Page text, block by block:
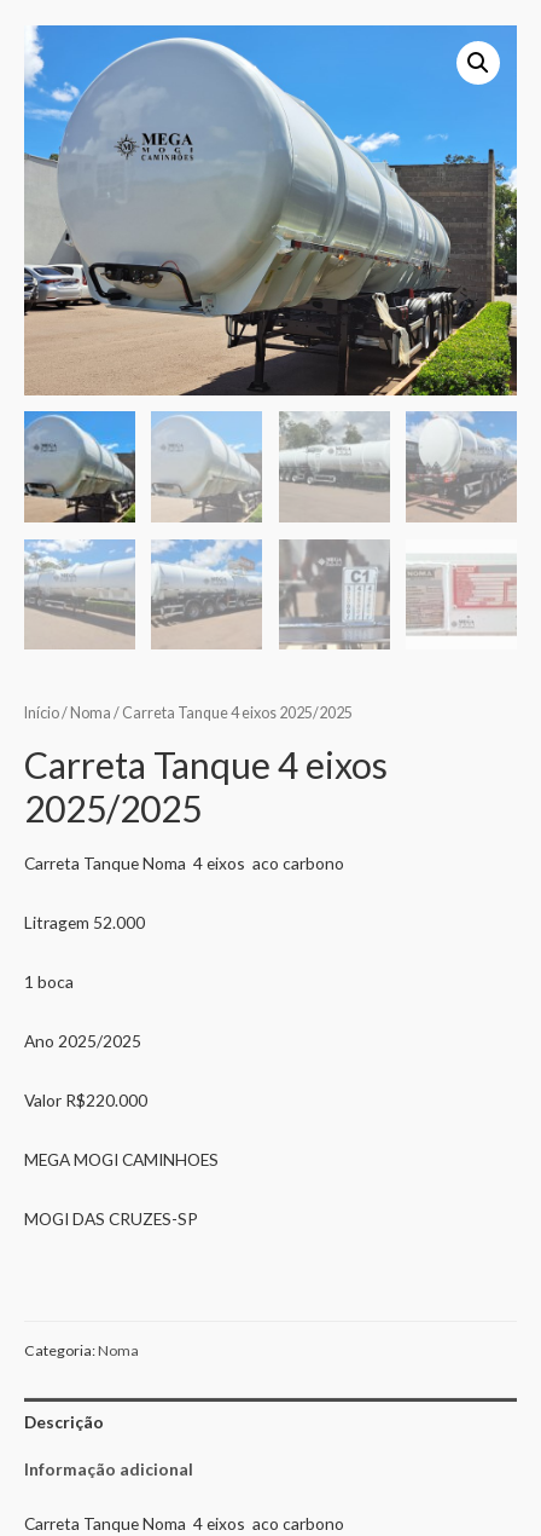
Início/ Noma / Carreta Tanque 4 eixos 2025/2025
Carreta Tanque 4 eixos
2025/2025
Carreta Tanque Noma 4 eixos aco carbono
Litragem 52.000
1 boca
Ano 2025/2025
Valor R$220.000
MEGA MOGI CAMINHOES
MOGI DAS CRUZES-SP
Categoria:Noma
Descrição
Informação adicional
Carreta Tanque Noma 4 eixos aco carbono